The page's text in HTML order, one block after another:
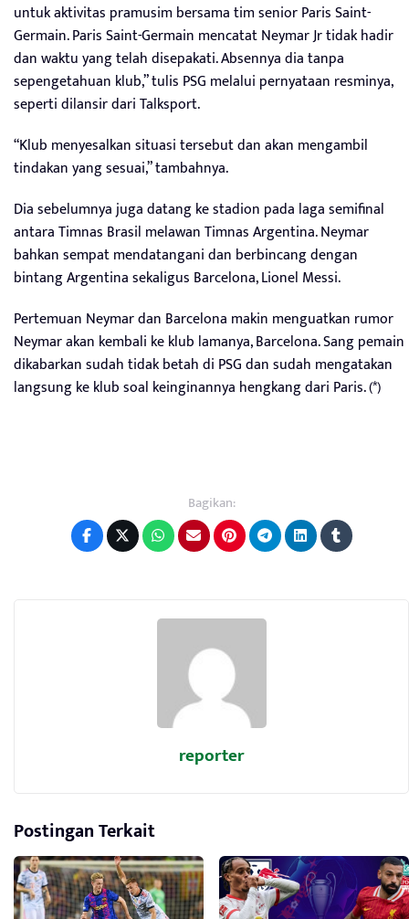
untuk aktivitas pramusim bersama tim senior Paris Saint-
Germain. Paris Saint-Germain mencatat Neymar Jr tidak hadir
dan waktu yang telah disepakati. Absennya dia tanpa
sepengetahuan klub,” tulis PSG melalui pernyataan resminya,
seperti dilansir dari Talksport.
“Klub menyesalkan situasi tersebut dan akan mengambil
tindakan yang sesuai,” tambahnya.
Dia sebelumnya juga datang ke stadion pada laga semifinal
antara Timnas Brasil melawan Timnas Argentina. Neymar
bahkan sempat mendatangani dan berbincang dengan
bintang Argentina sekaligus Barcelona, Lionel Messi.
Pertemuan Neymar dan Barcelona makin menguatkan rumor
Neymar akan kembali ke klub lamanya, Barcelona. Sang pemain
dikabarkan sudah tidak betah di PSG dan sudah mengatakan
langsung ke klub soal keinginannya hengkang dari Paris. (*)
Bagikan:
reporter
Postingan Terkait